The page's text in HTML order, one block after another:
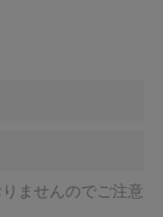
ませんのでご注意